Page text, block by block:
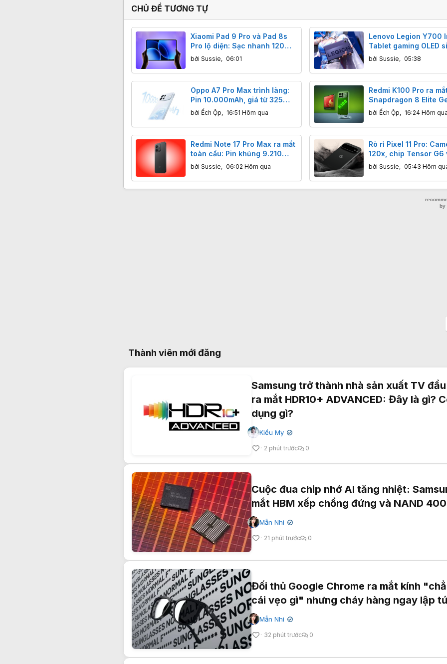
CHỦ ĐỀ TƯƠNG TỰ
Xiaomi Pad 9 Pro và Pad 8s
Pro lộ diện: Sạc nhanh 120W,
chip mạnh mẽ
bởi Sussie, 06:01
Lenovo Legion Y700
Tablet gaming OLED
mỏng, nhẹ bất ngờ,
Snapdragon 8 Elite
bởi Sussie, 05:38
Oppo A7 Pro Max trình làng:
Pin 10.000mAh, giá từ 325
USD
bởi Ếch Ộp, 16:51 Hôm qua
Redmi K100 Pro ra
Snapdragon 8 Elite
Series, mặt lưng phát
cực độc
bởi Ếch Ộp, 16:24 Hôm qua
Redmi Note 17 Pro Max ra mắt
toàn cầu: Pin khủng 9.210
mAh, tặng kèm Redmi Watch 6
bởi Sussie, 06:02 Hôm qua
Rò rỉ Pixel 11 Pro:
120x, chip Tensor G6
Gemini sắp ra mắt
bởi Sussie, 05:43 Hôm
Thành viên mới đăng
Samsung trở thành nhà sản xuất TV
ra mắt HDR10+ ADVANCED: Đây là gì?
dụng gì?
Kiều My ✔
2 phút trước 0
Cuộc đua chip nhớ AI tăng nhiệt:
mắt HBM xếp chồng đứng và NAND
Mẫn Nhi ✔
21 phút trước 0
Đối thủ Google Chrome ra mắt kính
cái vẹo gì" nhưng cháy hàng ngay lập
Mẫn Nhi ✔
32 phút trước 0